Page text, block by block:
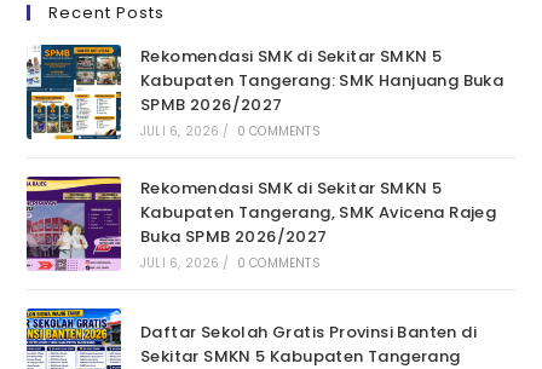
Recent Posts
Rekomendasi SMK di Sekitar SMKN 5
Kabupaten Tangerang: SMK Hanjuang Buka
SPMB 2026/2027
JULI 6, 2026 / 0 COMMENTS
Rekomendasi SMK di Sekitar SMKN 5
Kabupaten Tangerang, SMK Avicena Rajeg
Buka SPMB 2026/2027
JULI 6, 2026 / 0 COMMENTS
Daftar Sekolah Gratis Provinsi Banten di
Sekitar SMKN 5 Kabupaten Tangerang